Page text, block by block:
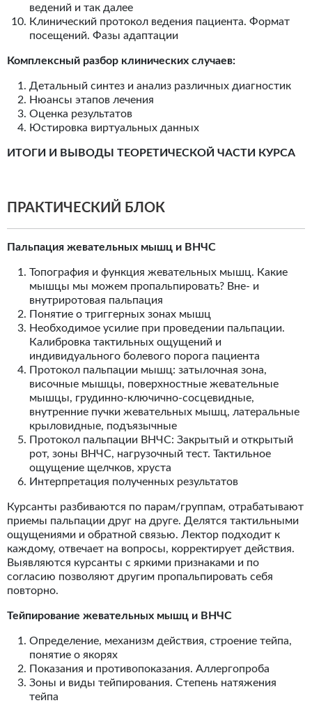
ведений и так далее
Клинический протокол ведения пациента. Формат
посещений. Фазы адаптации
Комплексный разбор клинических случаев:
Детальный синтез и анализ различных диагностик
Нюансы этапов лечения
Оценка результатов
Юстировка виртуальных данных
ИТОГИ И ВЫВОДЫ ТЕОРЕТИЧЕСКОЙ ЧАСТИ КУРСА
ПРАКТИЧЕСКИЙ БЛОК
Пальпация жевательных мышц и ВНЧС
Топография и функция жевательных мышц. Какие
мышцы мы можем пропальпировать? Вне- и
внутриротовая пальпация
Понятие о триггерных зонах мышц
Необходимое усилие при проведении пальпации.
Калибровка тактильных ощущений и
индивидуального болевого порога пациента
Протокол пальпации мышц: затылочная зона,
височные мышцы, поверхностные жевательные
мышцы, грудинно-ключично-сосцевидные,
внутренние пучки жевательных мышц, латеральные
крыловидные, подъязычные
Протокол пальпации ВНЧС: Закрытый и открытый
рот, зоны ВНЧС, нагрузочный тест. Тактильное
ощущение щелчков, хруста
Интерпретация полученных результатов
Курсанты разбиваются по парам/группам, отрабатывают
приемы пальпации друг на друге. Делятся тактильными
ощущениями и обратной связью. Лектор подходит к
каждому, отвечает на вопросы, корректирует действия.
Выявляются курсанты с яркими признаками и по
согласию позволяют другим пропальпировать себя
повторно.
Тейпирование жевательных мышц и ВНЧС
Определение, механизм действия, строение тейпа,
понятие о якорях
Показания и противопоказания. Аллергопроба
Зоны и виды тейпирования. Степень натяжения
тейпа